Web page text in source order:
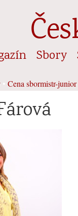
Sbory
Cena sbormistr-junior